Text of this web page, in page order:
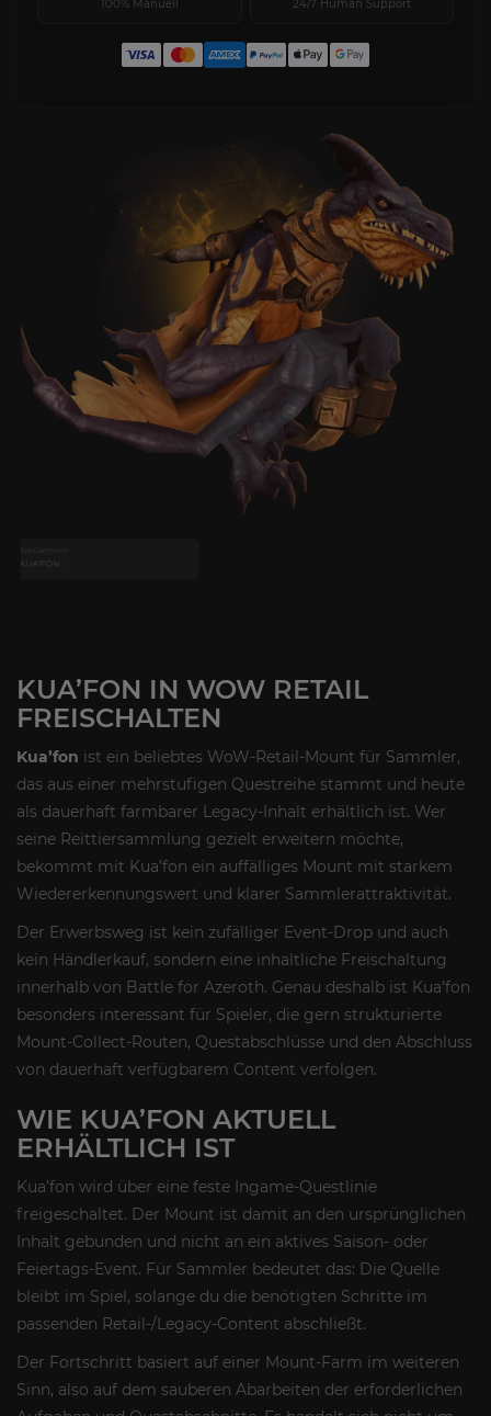
100% Manuell 24/7 Human Support
KUA’FON IN WOW RETAIL
FREISCHALTEN
Kua’fon ist ein beliebtes WoW-Retail-Mount für Sammler,
das aus einer mehrstufigen Questreihe stammt und heute
als dauerhaft farmbarer Legacy-Inhalt erhältlich ist. Wer
seine Reittiersammlung gezielt erweitern möchte,
bekommt mit Kua’fon ein auffälliges Mount mit starkem
Wiedererkennungswert und klarer Sammlerattraktivität.
Der Erwerbsweg ist kein zufälliger Event-Drop und auch
kein Händlerkauf, sondern eine inhaltliche Freischaltung
innerhalb von Battle for Azeroth. Genau deshalb ist Kua’fon
besonders interessant für Spieler, die gern strukturierte
Mount-Collect-Routen, Questabschlüsse und den Abschluss
von dauerhaft verfügbarem Content verfolgen.
WIE KUA’FON AKTUELL
ERHÄLTLICH IST
Kua’fon wird über eine feste Ingame-Questlinie
freigeschaltet. Der Mount ist damit an den ursprünglichen
Inhalt gebunden und nicht an ein aktives Saison- oder
Feiertags-Event. Für Sammler bedeutet das: Die Quelle
bleibt im Spiel, solange du die benötigten Schritte im
passenden Retail-/Legacy-Content abschließt.
Der Fortschritt basiert auf einer Mount-Farm im weiteren
Sinn, also auf dem sauberen Abarbeiten der erforderlichen